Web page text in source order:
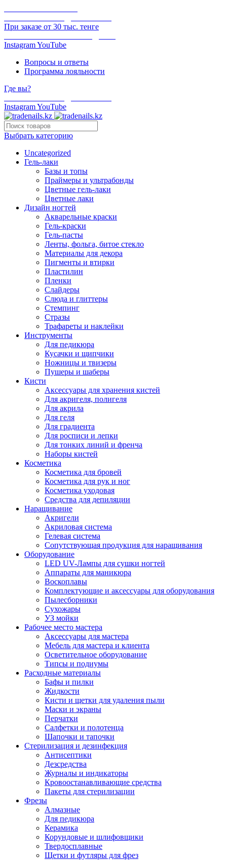
При заказе от 30 тыс. тенге
InstagramYouTube
Вопросы и ответы
Программа лояльности
Где вы?
InstagramYouTube
Выбрать категорию
Uncategorized
Гель-лаки
Базы и топы
Праймеры и ультрабонды
Цветные гель-лаки
Цветные лаки
Дизайн ногтей
Акварельные краски
Гель-краски
Гель-пасты
Ленты, фольга, битое стекло
Материалы для декора
Пигменты и втирки
Пластилин
Пленки
Слайдеры
Слюда и глиттеры
Стемпинг
Стразы
Трафареты и наклейки
Инструменты
Для педикюра
Кусачки и щипчики
Ножницы и твизеры
Пушеры и шаберы
Кисти
Аксессуары для хранения кистей
Для акригеля, полигеля
Для акрила
Для геля
Для градиента
Для росписи и лепки
Для тонких линий и френча
Наборы кистей
Косметика
Косметика для бровей
Косметика для рук и ног
Косметика уходовая
Средства для депиляции
Наращивание
Акригели
Акриловая система
Гелевая система
Сопутствующая продукция для наращивания
Оборудование
LED UV-Лампы для сушки ногтей
Аппараты для маникюра
Воскоплавы
Комплектующие и аксессуары для оборудования
Пылесборники
Сухожары
УЗ мойки
Рабочее место мастера
Аксессуары для мастера
Мебель для мастера и клиента
Осветительное оборудование
Типсы и подиумы
Расходные материалы
Бафы и пилки
Жидкости
Кисти и щетки для удаления пыли
Маски и экраны
Перчатки
Салфетки и полотенца
Шапочки и тапочки
Стерилизация и дезинфекция
Антисептики
Дезсредства
Журналы и индикаторы
Кровоостанавливающие средства
Пакеты для стерилизации
Фрезы
Алмазные
Для педикюра
Керамика
Корундовые и шлифовщики
Твердосплавные
Щетки и футляры для фрез